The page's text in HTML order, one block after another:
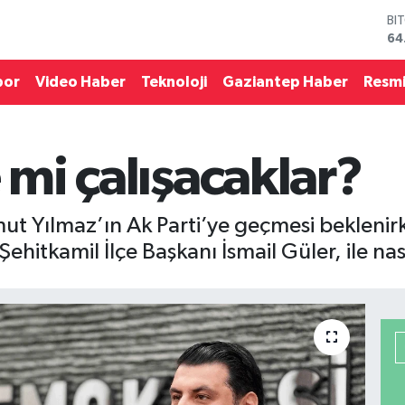
Video Haber Teknoloji Gaziantep Haber
çalışacaklar?
Yılmaz’ın Ak Parti’ye geçmesi
İlçe Başkanı İsmail Güler, ile